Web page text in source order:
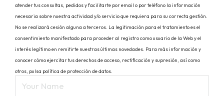
atender tus consultas, pedidos y facilitarte por email o por teléfono la información
necesaria sobre nuestra actividad y/o servicio que requiera para su correcta gestión.
No se realizará cesión alguna a terceros. La legitimación para el tratamiento es el
consentimiento manifestado para proceder al registro como usuario de la Web y el
interés legítimo en remitirte nuestras últimas novedades. Para más información y
conocer cómo ejercitar tus derechos de acceso, rectificación y supresión, así como
otros, pulsa política de protección de datos.